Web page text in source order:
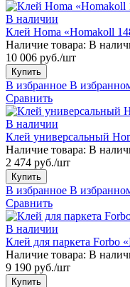
В наличии
Клей Homa «Homakoll
Наличие товара: В
10 006 руб./шт
Купить
В избранное В
Сравнить
В наличии
Клей универсальный
Наличие товара: В
2 474 руб./шт
Купить
В избранное В
Сравнить
В наличии
Клей для паркета Forbo
Наличие товара: В
9 190 руб./шт
Купить